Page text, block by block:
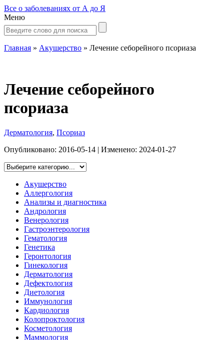
Все о заболеваниях от А до Я
Меню
Главная » Акушерство » Лечение себорейного псориаза
Лечение себорейного
псориаза
Дерматология, Псориаз
Опубликовано: 2016-05-14 | Изменено: 2024-01-27
Акушерство
Аллергология
Анализы и диагностика
Андрология
Венерология
Гастроэнтерология
Гематология
Генетика
Геронтология
Гинекология
Дерматология
Дефектология
Диетология
Иммунология
Кардиология
Колопроктология
Косметология
Маммология